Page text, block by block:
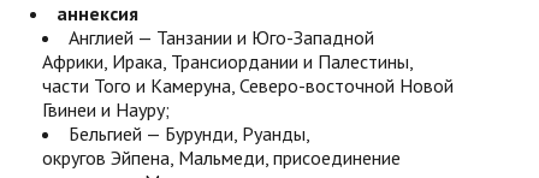
аннексия
Англией — Танзании и Юго-Западной
Африки, Ирака, Трансиордании и Палестины,
части Того и Камеруна, Северо-восточной Новой
Гвинеи и Науру;
Бельгией — Бурунди, Руанды,
округов Эйпена, Мальмеди, присоединение